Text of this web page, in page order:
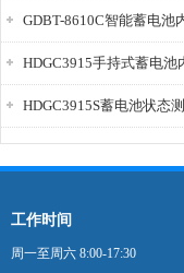
GDBT-8610C智能蓄电池
HDGC3915S蓄电池状态
工作时间
周一至周六 8:00-17:30